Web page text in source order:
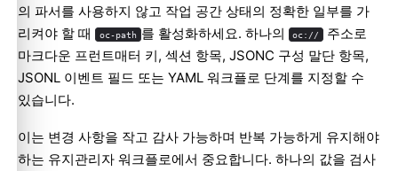
의 파서를 사용하지 않고 작업 공간 상태의 정확한 일부를 가
리켜야 할 때
oc-path 를 활성화하세요. 하나의 oc://
주소로
마크다운 프런트매터 키, 섹션 항목, JSONC 구성 말단 항목,
JSONL 이벤트 필드 또는 YAML 워크플로 단계를 지정할 수
있습니다.
이는 변경 사항을 작고 감사 가능하며 반복 가능하게 유지해야
하는 유지관리자 워크플로에서 중요합니다. 하나의 값을 검사